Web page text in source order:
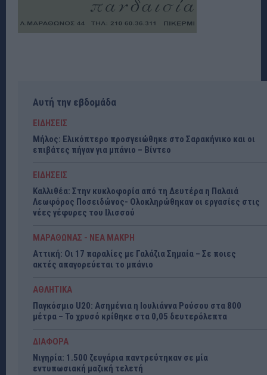
Αυτή την εβδομάδα
ΕΙΔΗΣΕΙΣ
Μήλος: Ελικόπτερο προσγειώθηκε στο Σαρακήνικο και οι
επιβάτες πήγαν για μπάνιο – Βίντεο
ΕΙΔΗΣΕΙΣ
Καλλιθέα: Στην κυκλοφορία από τη Δευτέρα η Παλαιά
Λεωφόρος Ποσειδώνος- Ολοκληρώθηκαν οι εργασίες στις
νέες γέφυρες του Ιλισσού
ΜΑΡΑΘΩΝΑΣ - ΝΕΑ ΜΑΚΡΗ
Αττική: Οι 17 παραλίες με Γαλάζια Σημαία – Σε ποιες
ακτές απαγορεύεται το μπάνιο
ΑΘΛΗΤΙΚΑ
Παγκόσμιο U20: Ασημένια η Ιουλιάννα Ρούσου στα 800
μέτρα – Το χρυσό κρίθηκε στα 0,05 δευτερόλεπτα
ΔΙΑΦΟΡΑ
Νιγηρία: 1.500 ζευγάρια παντρεύτηκαν σε μία
εντυπωσιακή μαζική τελετή